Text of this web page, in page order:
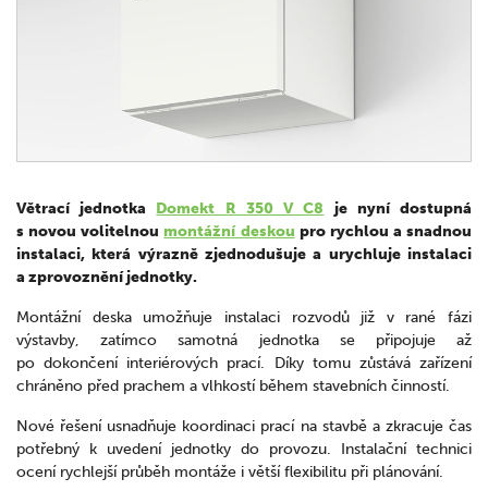
Větrací jednotka Domekt R 350 V C8 je nyní dostupná
s novou volitelnou montážní deskou pro rychlou a snadnou
instalaci, která výrazně zjednodušuje a urychluje instalaci
a zprovoznění jednotky.
Montážní deska umožňuje instalaci rozvodů již v rané fázi
výstavby, zatímco samotná jednotka se připojuje až
po dokončení interiérových prací. Díky tomu zůstává zařízení
chráněno před prachem a vlhkostí během stavebních činností.
Nové řešení usnadňuje koordinaci prací na stavbě a zkracuje čas
potřebný k uvedení jednotky do provozu. Instalační technici
ocení rychlejší průběh montáže i větší flexibilitu při plánování.